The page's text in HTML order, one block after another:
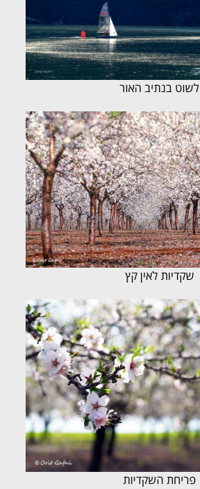
לשוט בנתיב האור
שקדיות לאין קץ
פריחת השקדיות